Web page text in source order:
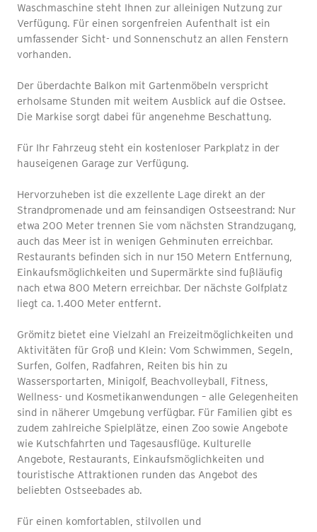
Waschmaschine steht Ihnen zur alleinigen Nutzung zur
Verfügung. Für einen sorgenfreien Aufenthalt ist ein
umfassender Sicht- und Sonnenschutz an allen Fenstern
vorhanden.
Der überdachte Balkon mit Gartenmöbeln verspricht
erholsame Stunden mit weitem Ausblick auf die Ostsee.
Die Markise sorgt dabei für angenehme Beschattung.
Für Ihr Fahrzeug steht ein kostenloser Parkplatz in der
hauseigenen Garage zur Verfügung.
Hervorzuheben ist die exzellente Lage direkt an der
Strandpromenade und am feinsandigen Ostseestrand: Nur
etwa 200 Meter trennen Sie vom nächsten Strandzugang,
auch das Meer ist in wenigen Gehminuten erreichbar.
Restaurants befinden sich in nur 150 Metern Entfernung,
Einkaufsmöglichkeiten und Supermärkte sind fußläufig
nach etwa 800 Metern erreichbar. Der nächste Golfplatz
liegt ca. 1.400 Meter entfernt.
Grömitz bietet eine Vielzahl an Freizeitmöglichkeiten und
Aktivitäten für Groß und Klein: Vom Schwimmen, Segeln,
Surfen, Golfen, Radfahren, Reiten bis hin zu
Wassersportarten, Minigolf, Beachvolleyball, Fitness,
Wellness- und Kosmetikanwendungen – alle Gelegenheiten
sind in näherer Umgebung verfügbar. Für Familien gibt es
zudem zahlreiche Spielplätze, einen Zoo sowie Angebote
wie Kutschfahrten und Tagesausflüge. Kulturelle
Angebote, Restaurants, Einkaufsmöglichkeiten und
touristische Attraktionen runden das Angebot des
beliebten Ostseebades ab.
Für einen komfortablen, stilvollen und